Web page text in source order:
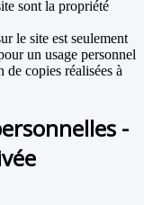
sont la propriété
le site est seulement
un usage personnel
copies réalisées à
-